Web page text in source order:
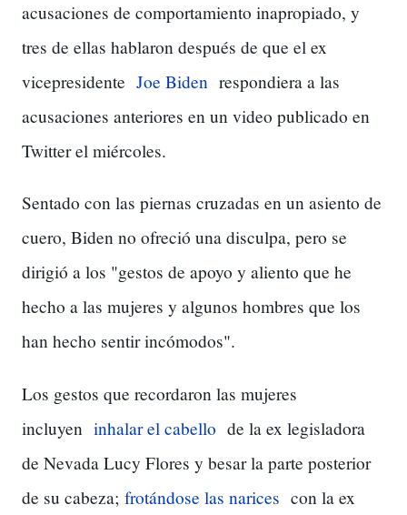
acusaciones de comportamiento inapropiado, y
tres de ellas hablaron después de que el ex
vicepresidente Joe Biden respondiera a las
acusaciones anteriores en un video publicado en
Twitter el miércoles.
Sentado con las piernas cruzadas en un asiento de
cuero, Biden no ofreció una disculpa, pero se
dirigió a los "gestos de apoyo y aliento que he
hecho a las mujeres y algunos hombres que los
han hecho sentir incómodos".
Los gestos que recordaron las mujeres
incluyen inhalar el cabello de la ex legisladora
de Nevada Lucy Flores y besar la parte posterior
de su cabeza; frotándose las narices con la ex